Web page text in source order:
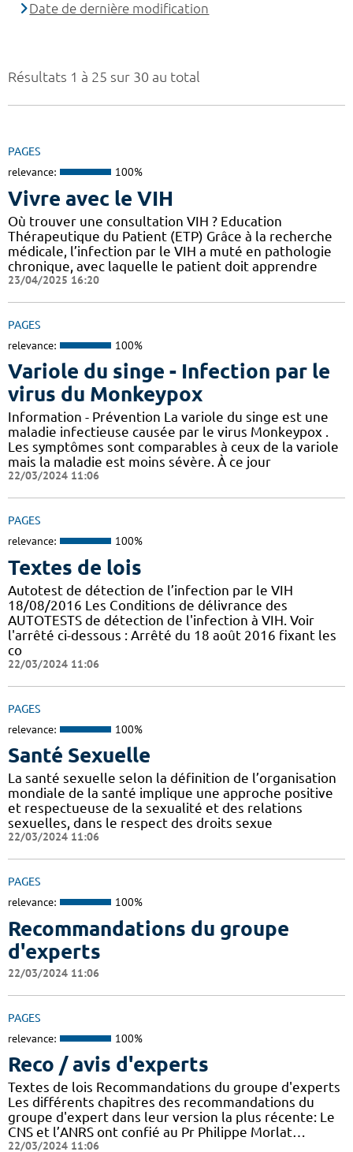
Résultats 1 à 25 sur 30 au total
PAGES
relevance: 100%
Vivre avec le VIH
Où trouver une consultation VIH ? Education
Thérapeutique du Patient (ETP) Grâce à la recherche
médicale, l’infection par le VIH a muté en pathologie
chronique, avec laquelle le patient doit apprendre
23/04/2025 16:20
PAGES
relevance: 100%
Variole du singe - Infection par le
virus du Monkeypox
Information - Prévention La variole du singe est une
maladie infectieuse causée par le virus Monkeypox .
Les symptômes sont comparables à ceux de la variole
mais la maladie est moins sévère. À ce jour
22/03/2024 11:06
PAGES
relevance: 100%
Textes de lois
Autotest de détection de l’infection par le VIH
18/08/2016 Les Conditions de délivrance des
AUTOTESTS de détection de l'infection à VIH. Voir
l'arrêté ci-dessous : Arrêté du 18 août 2016 fixant les
co
22/03/2024 11:06
PAGES
relevance: 100%
Santé Sexuelle
La santé sexuelle selon la définition de l’organisation
mondiale de la santé implique une approche positive
et respectueuse de la sexualité et des relations
sexuelles, dans le respect des droits sexue
22/03/2024 11:06
PAGES
relevance: 100%
Recommandations du groupe
d'experts
22/03/2024 11:06
PAGES
relevance: 100%
Reco / avis d'experts
Textes de lois Recommandations du groupe d'experts
Les différents chapitres des recommandations du
groupe d'expert dans leur version la plus récente: Le
CNS et l’ANRS ont confié au Pr Philippe Morlat…
22/03/2024 11:06
Date de dernière modification